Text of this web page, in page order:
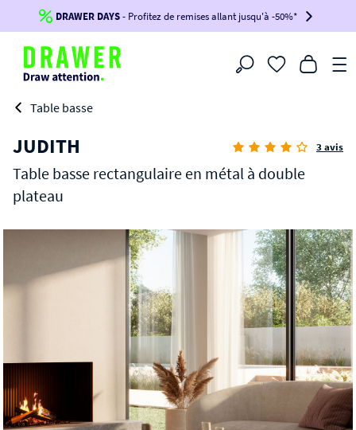
Jusqu'à-100€*sur votre commande !
BIKINI100
-voir conditions en bas de page-
DRAWER DAYS- Profitez de remises allant jusqu'à -50%*
Filtrer
Table basse
JUDITH
Table basse rectangulaire en métal à double
plateau
3 avis